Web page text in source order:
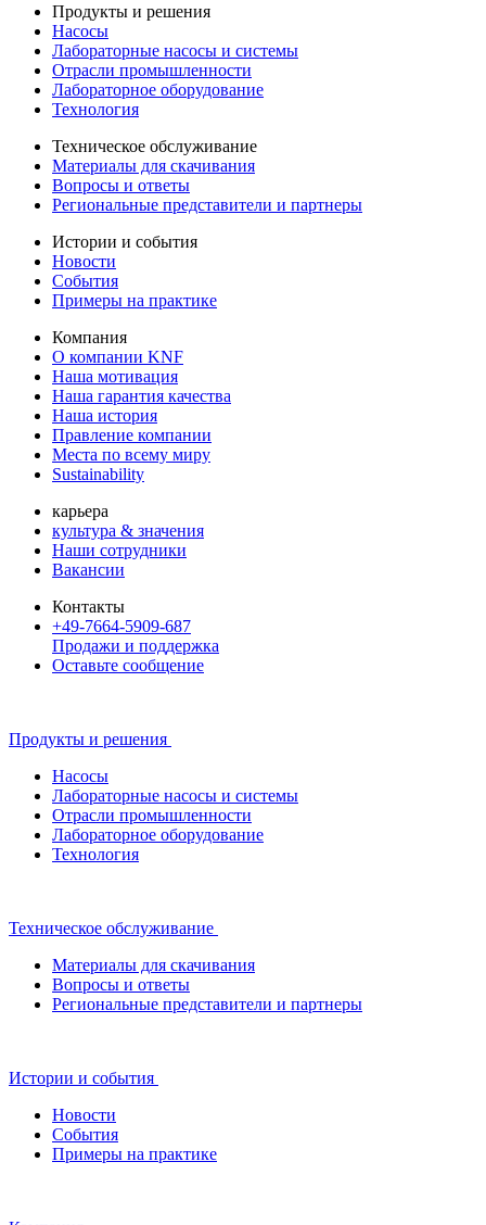
Продукты и решения
Насосы
Лабораторные насосы и системы
Отрасли промышленности
Лабораторное оборудование
Технология
Техническое обслуживание
Материалы для скачивания
Вопросы и ответы
Региональные представители и партнеры
Истории и события
Новости
События
Примеры на практике
Компания
О компании KNF
Наша мотивация
Наша гарантия качества
Наша история
Правление компании
Места по всему миру
Sustainability
карьера
культура & значения
Наши сотрудники
Вакансии
Контакты
+49-7664-5909-687
Продажи и поддержка
Оставьте сообщение
Продукты и решения
Насосы
Лабораторные насосы и системы
Отрасли промышленности
Лабораторное оборудование
Технология
Техническое обслуживание
Материалы для скачивания
Вопросы и ответы
Региональные представители и партнеры
Истории и события
Новости
События
Примеры на практике